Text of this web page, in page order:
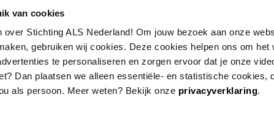
van cookies
over Stichting ALS Nederland! Om jouw bezoek aan onze
gebruiken wij cookies. Deze cookies helpen ons om het
te personaliseren en zorgen ervoor dat je onze
Dan plaatsen we alleen essentiële- en statistische cookies,
als persoon. Meer weten? Bekijk onze privacyverklaring.